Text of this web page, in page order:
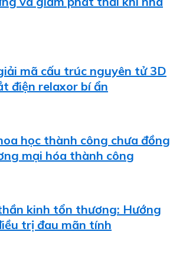
mã cấu trúc nguyên tử 3D
điện relaxor bí ẩn
học thành công chưa đồng
mại hóa thành công
kinh tổn thương: Hướng
trị đau mãn tính